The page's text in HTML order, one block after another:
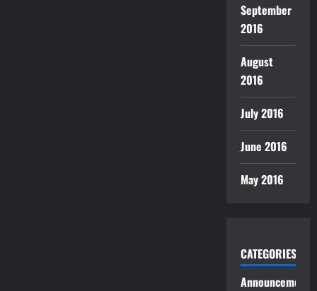
September
2016
August
2016
July 2016
June 2016
May 2016
CATEGORIES
Announcements